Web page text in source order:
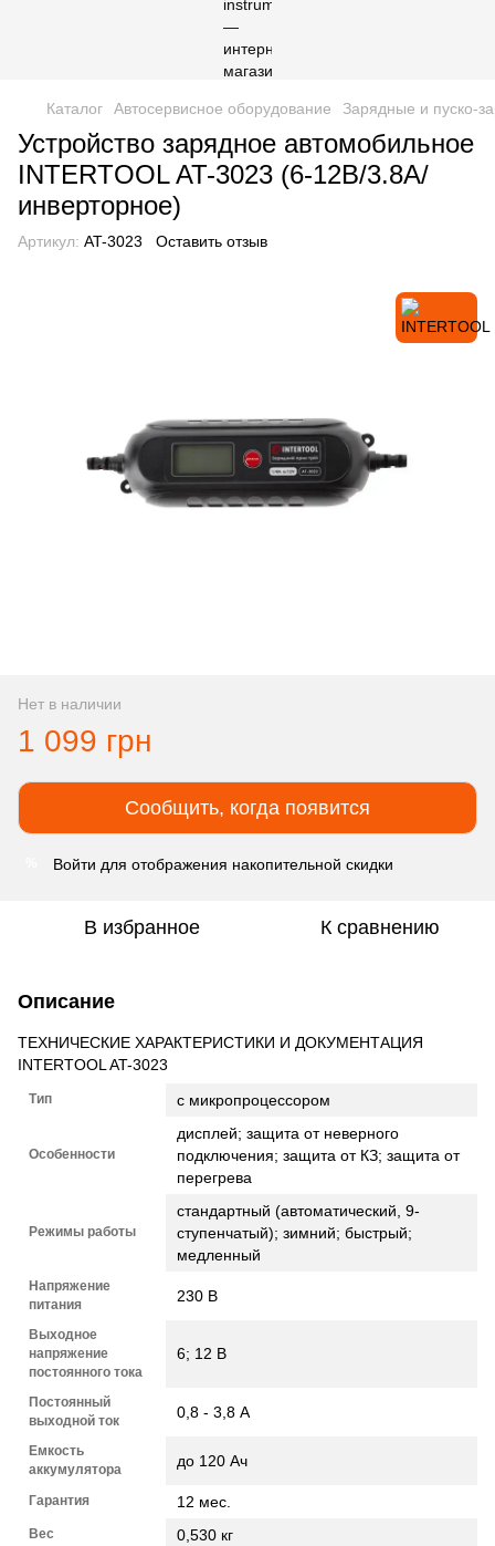
Каталог Автосервисное оборудование Зарядные и пуско-
Устройство зарядное автомобильное
INTERTOOL AT-3023 (6-12В/3.8А/
инверторное)
Артикул: AT-3023 Оставить отзыв
Нет в наличии
1 099 грн
Сообщить, когда появится
Войти для отображения накопительной скидки
В избранное К сравнению
Описание
ТЕХНИЧЕСКИЕ ХАРАКТЕРИСТИКИ И ДОКУМЕНТАЦИЯ
INTERTOOL AT-3023
Тип с микропроцессором
Особенности
дисплей; защита от неверного
подключения; защита от КЗ; защита от
перегрева
Режимы работы
стандартный (автоматический, 9-
ступенчатый); зимний; быстрый;
медленный
Напряжение
питания
230 В
Выходное
напряжение
постоянного тока
6; 12 В
Постоянный
выходной ток
0,8 - 3,8 А
Емкость
аккумулятора
до 120 Ач
Гарантия 12 мес.
Вес 0,530 кг